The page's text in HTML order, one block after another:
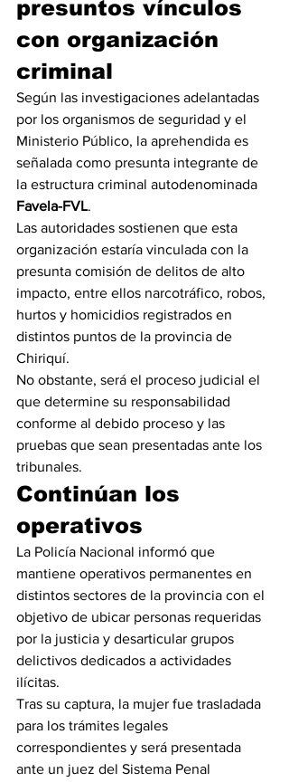
presuntos vínculos
con organización
criminal
Según las investigaciones adelantadas
por los organismos de seguridad y el
Ministerio Público, la aprehendida es
señalada como presunta integrante de
la estructura criminal autodenominada
Favela-FVL.
Las autoridades sostienen que esta
organización estaría vinculada con la
presunta comisión de delitos de alto
impacto, entre ellos narcotráfico, robos,
hurtos y homicidios registrados en
distintos puntos de la provincia de
Chiriquí.
No obstante, será el proceso judicial el
que determine su responsabilidad
conforme al debido proceso y las
pruebas que sean presentadas ante los
tribunales.
Continúan los
operativos
La Policía Nacional informó que
mantiene operativos permanentes en
distintos sectores de la provincia con el
objetivo de ubicar personas requeridas
por la justicia y desarticular grupos
delictivos dedicados a actividades
ilícitas.
Tras su captura, la mujer fue trasladada
para los trámites legales
correspondientes y será presentada
ante un juez del Sistema Penal